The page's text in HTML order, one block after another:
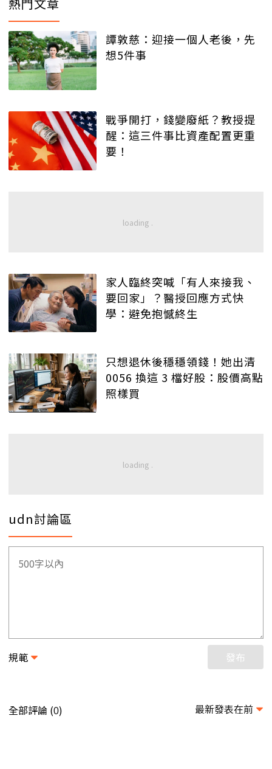
熱門文章
譚敦慈：迎接一個人老後，先
想5件事
戰爭開打，錢變廢紙？教授提
醒：這三件事比資產配置更重
要！
家人臨終突喊「有人來接我、
要回家」？醫授回應方式快
學：避免抱憾終生
只想退休後穩穩領錢！她出清
0056 換這 3 檔好股：股價高點
照樣買
udn討論區
規範 發布
全部評論 (0) 最新發表在前